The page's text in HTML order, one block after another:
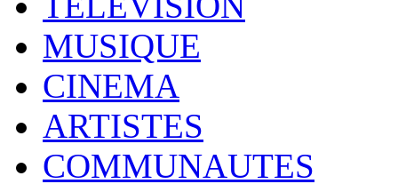
MUSIQUE
CINEMA
ARTISTES
COMMUNAUTES